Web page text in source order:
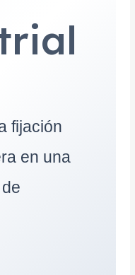
fijación
en una